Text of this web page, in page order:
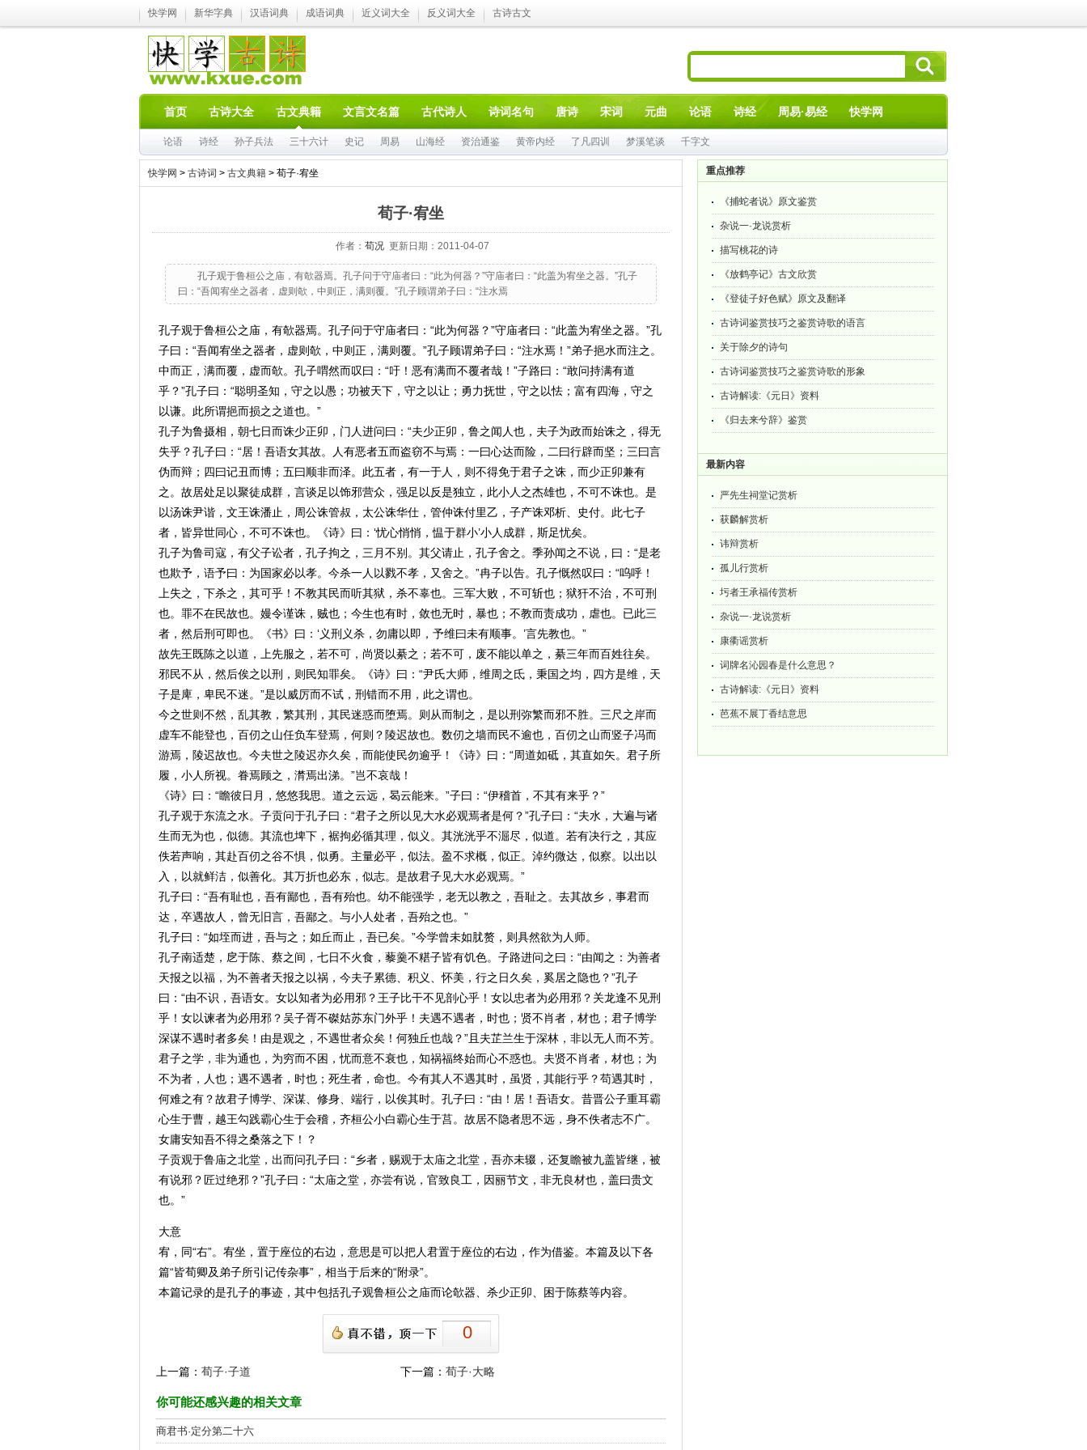
快学网 新华字典 汉语词典 成语词典 近义词大全 反义词大全 古诗古文
首页 古诗大全 古文典籍 文言文名篇 古代诗人 诗词名句 唐诗 宋词 元曲 论语 诗经 周易·易经 快学网
论语 诗经 孙子兵法 三十六计 史记 周易 山海经 资治通鉴 黄帝内经 了凡四训 梦溪笔谈 千字文
快学网 > 古诗词 > 古文典籍 > 荀子·宥坐
荀子·宥坐
作者： 荀况更新日期：2011-04-07
孔子观于鲁桓公之庙，有欹器焉。孔子问于守庙者曰：“此为何器？”守庙者曰：“此盖为宥坐之器。”孔子
曰：“吾闻宥坐之器者，虚则欹，中则正，满则覆。”孔子顾谓弟子曰：“注水焉
孔子观于鲁桓公之庙，有欹器焉。孔子问于守庙者曰：“此为何器？”守庙者曰：“此盖为宥坐之器。”孔
子曰：“吾闻宥坐之器者，虚则欹，中则正，满则覆。”孔子顾谓弟子曰：“注水焉！”弟子挹水而注之。
中而正，满而覆，虚而欹。孔子喟然而叹曰：“吁！恶有满而不覆者哉！”子路曰：“敢问持满有道
乎？”孔子曰：“聪明圣知，守之以愚；功被天下，守之以让；勇力抚世，守之以怯；富有四海，守之
以谦。此所谓挹而损之之道也。”
孔子为鲁摄相，朝七日而诛少正卯，门人进问曰：“夫少正卯，鲁之闻人也，夫子为政而始诛之，得无
失乎？孔子曰：“居！吾语女其故。人有恶者五而盗窃不与焉：一曰心达而险，二曰行辟而坚；三曰言
伪而辩；四曰记丑而博；五曰顺非而泽。此五者，有一于人，则不得免于君子之诛，而少正卯兼有
之。故居处足以聚徒成群，言谈足以饰邪营众，强足以反是独立，此小人之杰雄也，不可不诛也。是
以汤诛尹谐，文王诛潘止，周公诛管叔，太公诛华仕，管仲诛付里乙，子产诛邓析、史付。此七子
者，皆异世同心，不可不诛也。《诗》曰：‘忧心悄悄，愠于群小’小人成群，斯足忧矣。
孔子为鲁司寇，有父子讼者，孔子拘之，三月不别。其父请止，孔子舍之。季孙闻之不说，曰：“是老
也欺予，语予曰：为国家必以孝。今杀一人以戮不孝，又舍之。”冉子以告。孔子慨然叹曰：“呜呼！
上失之，下杀之，其可乎！不教其民而听其狱，杀不辜也。三军大败，不可斩也；狱犴不治，不可刑
也。罪不在民故也。嫚令谨诛，贼也；今生也有时，敛也无时，暴也；不教而责成功，虐也。已此三
者，然后刑可即也。《书》曰：‘义刑义杀，勿庸以即，予维曰未有顺事。’言先教也。”
故先王既陈之以道，上先服之，若不可，尚贤以綦之；若不可，废不能以单之，綦三年而百姓往矣。
邪民不从，然后俟之以刑，则民知罪矣。《诗》曰：“尹氏大师，维周之氐，秉国之均，四方是维，天
子是庳，卑民不迷。”是以威厉而不试，刑错而不用，此之谓也。
今之世则不然，乱其教，繁其刑，其民迷惑而堕焉。则从而制之，是以刑弥繁而邪不胜。三尺之岸而
虚车不能登也，百仞之山任负车登焉，何则？陵迟故也。数仞之墙而民不逾也，百仞之山而竖子冯而
游焉，陵迟故也。今夫世之陵迟亦久矣，而能使民勿逾乎！《诗》曰：“周道如砥，其直如矢。君子所
履，小人所视。眷焉顾之，潸焉出涕。”岂不哀哉！
《诗》曰：“瞻彼日月，悠悠我思。道之云远，曷云能来。”子曰：“伊稽首，不其有来乎？”
孔子观于东流之水。子贡问于孔子曰：“君子之所以见大水必观焉者是何？”孔子曰：“夫水，大遍与诸
生而无为也，似德。其流也埤下，裾拘必循其理，似义。其洸洸乎不淈尽，似道。若有决行之，其应
佚若声响，其赴百仞之谷不惧，似勇。主量必平，似法。盈不求概，似正。淖约微达，似察。以出以
入，以就鲜洁，似善化。其万折也必东，似志。是故君子见大水必观焉。”
孔子曰：“吾有耻也，吾有鄙也，吾有殆也。幼不能强学，老无以教之，吾耻之。去其故乡，事君而
达，卒遇故人，曾无旧言，吾鄙之。与小人处者，吾殆之也。”
孔子曰：“如垤而进，吾与之；如丘而止，吾已矣。”今学曾未如肬赘，则具然欲为人师。
孔子南适楚，戹于陈、蔡之间，七日不火食，藜羹不糂子皆有饥色。子路进问之曰：“由闻之：为善者
天报之以福，为不善者天报之以祸，今夫子累德、积义、怀美，行之日久矣，奚居之隐也？”孔子
曰：“由不识，吾语女。女以知者为必用邪？王子比干不见剖心乎！女以忠者为必用邪？关龙逢不见刑
乎！女以谏者为必用邪？吴子胥不磔姑苏东门外乎！夫遇不遇者，时也；贤不肖者，材也；君子博学
深谋不遇时者多矣！由是观之，不遇世者众矣！何独丘也哉？”且夫芷兰生于深林，非以无人而不芳。
君子之学，非为通也，为穷而不困，忧而意不衰也，知祸福终始而心不惑也。夫贤不肖者，材也；为
不为者，人也；遇不遇者，时也；死生者，命也。今有其人不遇其时，虽贤，其能行乎？苟遇其时，
何难之有？故君子博学、深谋、修身、端行，以俟其时。孔子曰：“由！居！吾语女。昔晋公子重耳霸
心生于曹，越王勾践霸心生于会稽，齐桓公小白霸心生于莒。故居不隐者思不远，身不佚者志不广。
女庸安知吾不得之桑落之下！？
子贡观于鲁庙之北堂，出而问孔子曰：“乡者，赐观于太庙之北堂，吾亦未辍，还复瞻被九盖皆继，被
有说邪？匠过绝邪？”孔子曰：“太庙之堂，亦尝有说，官致良工，因丽节文，非无良材也，盖曰贵文
也。”
大意
宥，同“右”。宥坐，置于座位的右边，意思是可以把人君置于座位的右边，作为借鉴。本篇及以下各
篇“皆荀卿及弟子所引记传杂事”，相当于后来的“附录”。
本篇记录的是孔子的事迹，其中包括孔子观鲁桓公之庙而论欹器、杀少正卯、困于陈蔡等内容。
0
上一篇： 荀子·子道 下一篇：荀子·大略
你可能还感兴趣的相关文章
商君书·定分第二十六
重点推荐
《捕蛇者说》原文鉴赏
杂说一·龙说赏析
描写桃花的诗
《放鹤亭记》古文欣赏
《登徒子好色赋》原文及翻译
古诗词鉴赏技巧之鉴赏诗歌的语言
关于除夕的诗句
古诗词鉴赏技巧之鉴赏诗歌的形象
古诗解读:《元日》资料
《归去来兮辞》鉴赏
最新内容
严先生祠堂记赏析
获麟解赏析
讳辩赏析
孤儿行赏析
圬者王承福传赏析
杂说一·龙说赏析
康衢谣赏析
词牌名沁园春是什么意思？
古诗解读:《元日》资料
芭蕉不展丁香结意思